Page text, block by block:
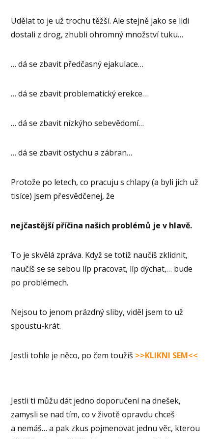
Udělat to je už trochu těžší. Ale stejně jako se lidi
dostali z drog, zhubli ohromný množství tuku…
… dá se zbavit předčasný ejakulace…
… dá se zbavit problematický erekce…
… dá se zbavit nízkýho sebevědomí…
… dá se zbavit ostychu a zábran…
Protože po letech, co pracuju s chlapy (a byli jich už
tisíce) jsem přesvědčenej, že
nejčastější příčina našich problémů je v hlavě.
To je skvělá zpráva. Když se totiž naučíš zklidnit,
naučíš se se sebou líp pracovat, líp dýchat,… bude
po problémech.
Nejsou to jenom prázdný sliby, viděl jsem to už
spoustu-krát.
Jestli tohle je něco, po čem toužíš >>KLIKNI SEM<<
Jestli ti můžu dát jedno doporučení na dnešek,
zamysli se nad tím, co v životě opravdu chceš
a nemáš… a pak zkus pojmenovat jednu věc, kterou